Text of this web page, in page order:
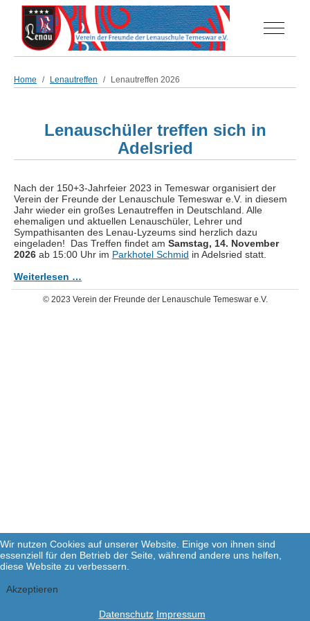
Off-
Home Lenautreffen Lenautreffen 2026
Lenauschüler treffen sich in
Adelsried
Nach der 150+3-Jahrfeier 2023 in Temeswar organisiert der
Verein der Freunde der Lenauschule Temeswar e.V. in diesem
Jahr wieder ein großes Lenautreffen in Deutschland. Alle
ehemaligen und aktuellen Lenauschüler, Lehrer und
Sympathisanten des Lenau-Lyzeums sind herzlich dazu
eingeladen! Das Treffen findet am Samstag, 14. November
2026 ab 15:00 Uhr im Parkhotel Schmid in Adelsried statt.
Weiterlesen …
© 2023 Verein der Freunde der Lenauschule Temeswar e.V.
Wir nutzen Cookies auf unserer Website. Einige von ihnen sind
essenziell für den Betrieb der Seite, während andere uns helfen,
diese Website zu verbessern.
Akzeptieren
Datenschutz Impressum